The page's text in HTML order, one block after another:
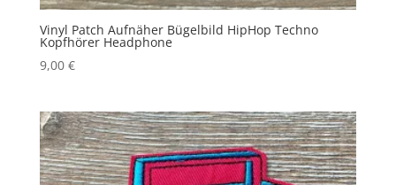
Vinyl Patch Aufnäher Bügelbild HipHop Techno
Kopfhörer Headphone
9,00 €